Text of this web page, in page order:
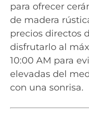
para ofrecer
de madera
precios directos
disfrutarlo al
10:00 AM para
elevadas del
con una sonrisa.